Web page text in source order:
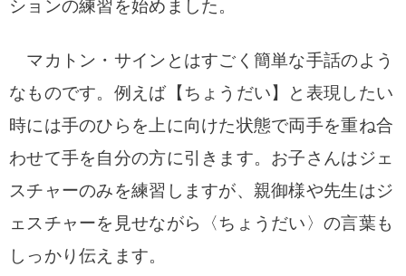
ションの練習を始めました。
マカトン・サインとはすごく簡単な手話のよう
なものです。 例えば【ちょうだい】と表現したい
時には手のひらを上に向けた状態で両手を重ね合
わせて手を自分の方に引きます。お子さんはジェ
スチャーのみを練習しますが、親御様や先生はジ
ェスチャーを見せながら〈ちょうだい〉の言葉も
しっかり伝えます。